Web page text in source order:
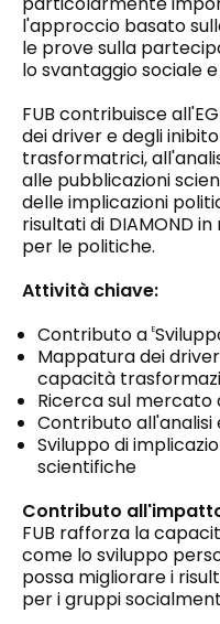
l'approccio basato
le prove sulla
lo svantaggio sociale
FUB contribuisce
dei driver e degli
trasformatrici,
alle pubblicazioni
delle implicazioni
risultati di DIAMOND
per le politiche.
Attività chiave:
Contributo a E
Mappatura dei
capacità
Ricerca sul
Contributo
Sviluppo di
scientifiche
Contributo
FUB rafforza la
come lo sviluppo
possa migliorare i
per i gruppi